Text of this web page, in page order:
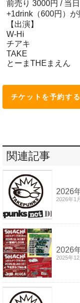
前売り 3000円 / 当
+1drink（600円）が
【出演】
W-Hi
チアキ
TAKE
とーまTHEまえん
チケットを予約する
関連記事
2026
2026年1
2026
2025年